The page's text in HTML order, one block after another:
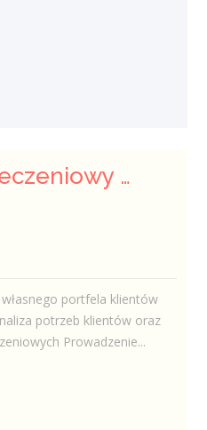
Agent Ubezpieczeniowy / Agentka Ubezpieczeniowa
portfela klientów
potrzeb klientów oraz
Prowadzenie...